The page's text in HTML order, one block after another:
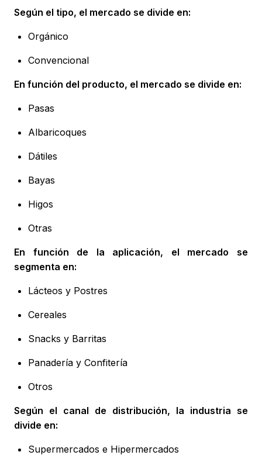
Según el tipo, el mercado se divide en:
Orgánico
Convencional
En función del producto, el mercado se divide en:
Pasas
Albaricoques
Dátiles
Bayas
Higos
Otras
En función de la aplicación, el mercado se
segmenta en:
Lácteos y Postres
Cereales
Snacks y Barritas
Panadería y Confitería
Otros
Según el canal de distribución, la industria se
divide en:
Supermercados e Hipermercados